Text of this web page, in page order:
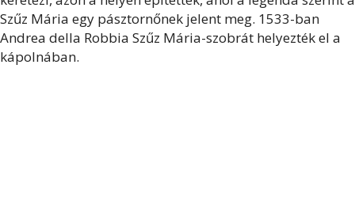
Szűz Mária egy pásztornőnek jelent meg. 1533-ban
Andrea della Robbia Szűz Mária-szobrát helyezték el a
kápolnában.